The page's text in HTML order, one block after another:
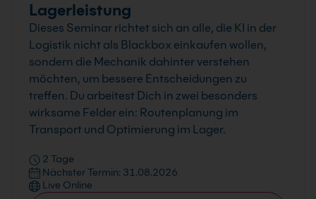
Lagerleistung
Dieses Seminar richtet sich an alle, die KI in der
Logistik nicht als Blackbox einkaufen wollen,
sondern die Mechanik dahinter verstehen
möchten, um bessere Entscheidungen zu
treffen. Du arbeitest Dich in zwei besonders
wirksame Felder ein: Routenplanung im
Transport und Optimierung im Lager.
2 Tage
Nächster Termin: 31.08.2026
Live Online